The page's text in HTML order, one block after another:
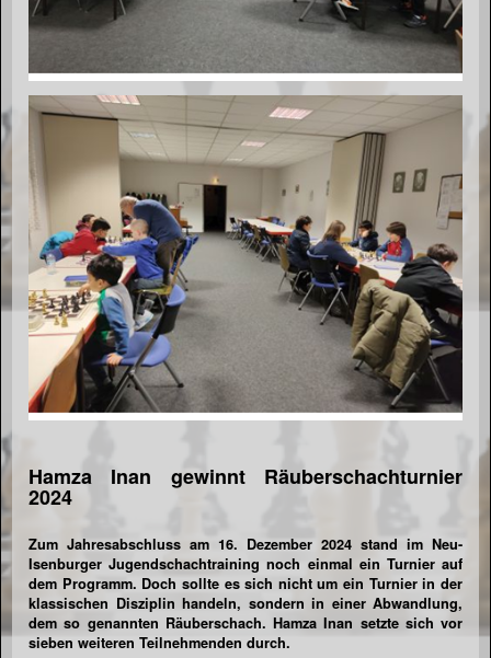
Hamza Inan gewinnt Räuberschachturnier
2024
Zum Jahresabschluss am 16. Dezember 2024 stand im Neu-
Isenburger Jugendschachtraining noch einmal ein Turnier auf
dem Programm. Doch sollte es sich nicht um ein Turnier in der
klassischen Disziplin handeln, sondern in einer Abwandlung,
dem so genannten Räuberschach. Hamza Inan setzte sich vor
sieben weiteren Teilnehmenden durch.